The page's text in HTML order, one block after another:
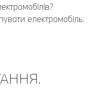
електромобіль.